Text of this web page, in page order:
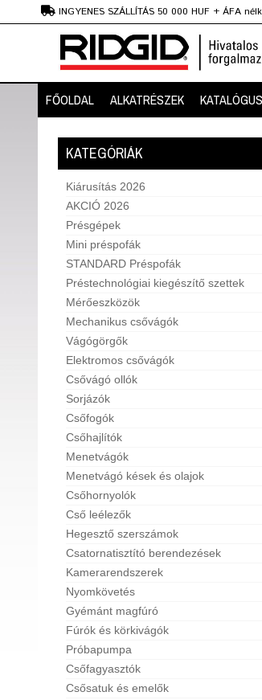
INGYENES SZÁLLÍTÁS 50 000 HUF + ÁFA
Szaktanácsadás
FŐOLDAL ALKATRÉSZEK
KATEGÓRIÁK
Kiárusítás 2026
AKCIÓ 2026
Présgépek
Mini préspofák
STANDARD Préspofák
Préstechnológiai kiegészítő szettek
Mérőeszközök
Mechanikus csővágók
Vágógörgők
Elektromos csővágók
Csővágó ollók
Sorjázók
Csőfogók
Csőhajlítók
Menetvágók
Menetvágó kések és olajok
Csőhornyolók
Cső leélezők
Hegesztő szerszámok
Csatornatisztító berendezések
Kamerarendszerek
Nyomkövetés
Gyémánt magfúró
Fúrók és körkivágók
Próbapumpa
Csőfagyasztók
Csősatuk és emelők